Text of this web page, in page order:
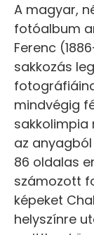
A magyar,
fotóalbum
Ferenc
sakkozás
mindvégig
sakkolimpia
az
86 oldalas
számozott
képeket
helyszínre